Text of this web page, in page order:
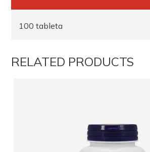
100 tableta
RELATED PRODUCTS